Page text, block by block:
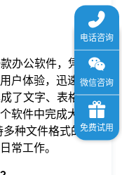
办公软件，凭借
户体验，迅速赢
了文字、表格、
软件中完成大部
多种文件格式的转
常工作。